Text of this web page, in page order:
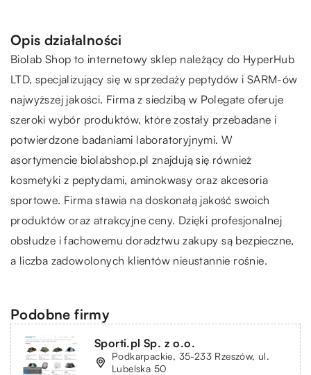
Opis działalności
Biolab Shop to internetowy sklep należący do HyperHub
LTD, specjalizujący się w sprzedaży peptydów i SARM-ów
najwyższej jakości. Firma z siedzibą w Polegate oferuje
szeroki wybór produktów, które zostały przebadane i
potwierdzone badaniami laboratoryjnymi. W
asortymencie biolabshop.pl znajdują się również
kosmetyki z peptydami, aminokwasy oraz akcesoria
sportowe. Firma stawia na doskonałą jakość swoich
produktów oraz atrakcyjne ceny. Dzięki profesjonalnej
obsłudze i fachowemu doradztwu zakupy są bezpieczne,
a liczba zadowolonych klientów nieustannie rośnie.
Podobne firmy
Sporti.pl Sp. z o.o.
Podkarpackie, 35-233 Rzeszów, ul.
Lubelska 50